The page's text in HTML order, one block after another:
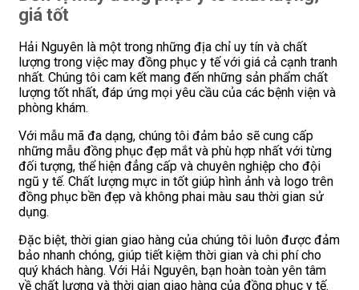
giá tốt
Hải Nguyên là một trong những địa chỉ uy tín và chất
lượng trong việc may đồng phục y tế với giá cả cạnh tranh
nhất. Chúng tôi cam kết mang đến những sản phẩm chất
lượng tốt nhất, đáp ứng mọi yêu cầu của các bệnh viện và
phòng khám.
Với mẫu mã đa dạng, chúng tôi đảm bảo sẽ cung cấp
những mẫu đồng phục đẹp mắt và phù hợp nhất với từng
đối tượng, thể hiện đẳng cấp và chuyên nghiệp cho đội
ngũ y tế. Chất lượng mực in tốt giúp hình ảnh và logo trên
đồng phục bền đẹp và không phai màu sau thời gian sử
dụng.
Đặc biệt, thời gian giao hàng của chúng tôi luôn được đảm
bảo nhanh chóng, giúp tiết kiệm thời gian và chi phí cho
quý khách hàng. Với Hải Nguyên, bạn hoàn toàn yên tâm
về chất lượng và thời gian giao hàng của đồng phục y tế.